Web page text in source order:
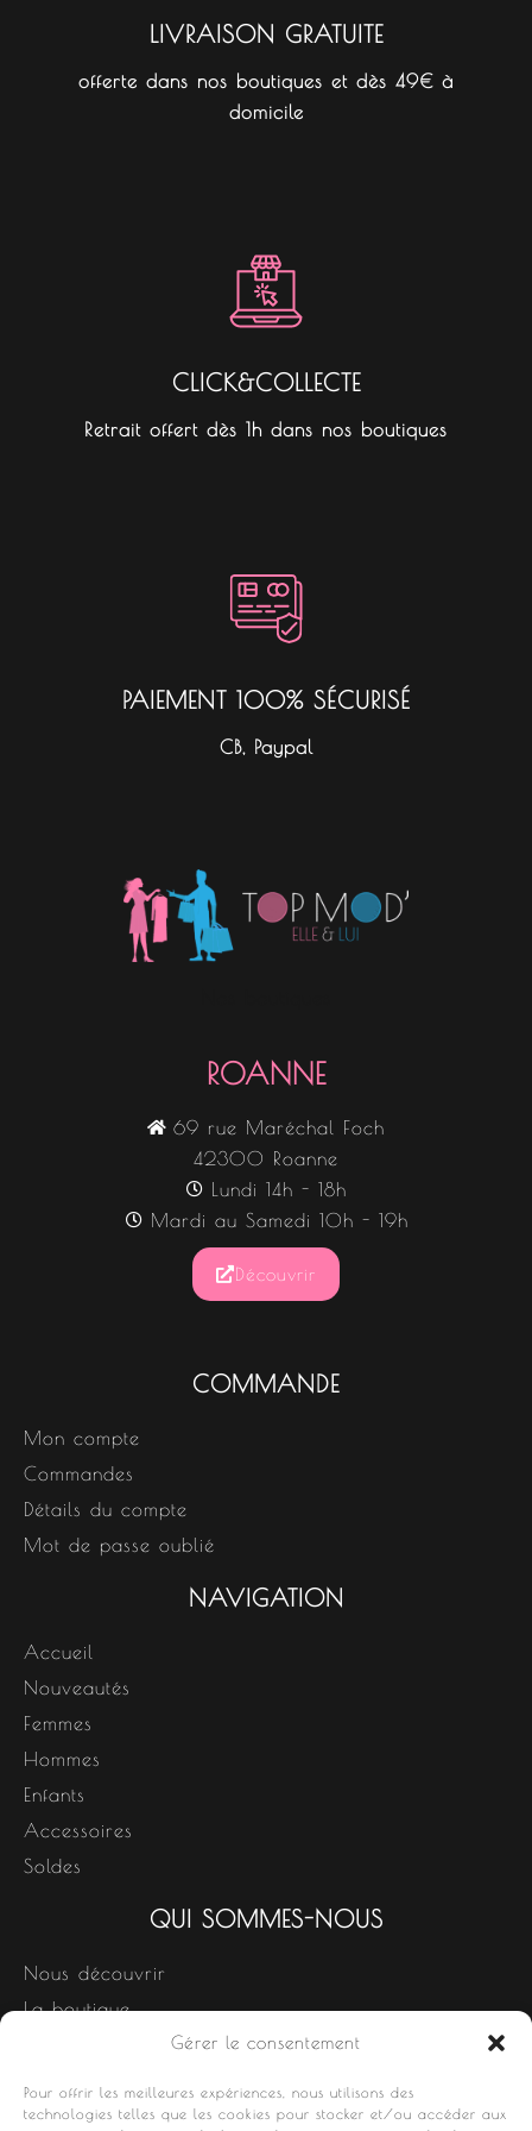
Gérer le consentement
Pour offrir les meilleures expériences, nous utilisons des
technologies telles que les cookies pour stocker et/ou accéder aux
LIVRAISON GRATUITE
offerte dans nos boutiques et dès 49€ à
domicile
CLICK&COLLECTE
Retrait offert dès 1h dans nos boutiques
PAIEMENT 100% SÉCURISÉ
CB, Paypal
ROANNE
69 rue Maréchal Foch
42300 Roanne
Lundi 14h - 18h
Mardi au Samedi 10h - 19h
Découvrir
COMMANDE
Mon compte
Commandes
Détails du compte
Mot de passe oublié
NAVIGATION
Accueil
Nouveautés
Femmes
Hommes
Enfants
Accessoires
Soldes
QUI SOMMES-NOUS
Nous découvrir
La boutique